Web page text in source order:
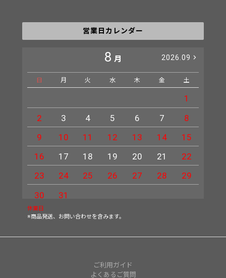
営業日カレンダー
8 月 2026.09
日 月 火 水 木 金 土
1
2
3 4 5 6 7
8
9
10 11 12 13 14
15
16
17 18 19 20 21
22
23
24 25 26 27 28
29
30
31
休業日
※商品発送、お問い合わせを含みます。
ご利用ガイド
よくあるご質問